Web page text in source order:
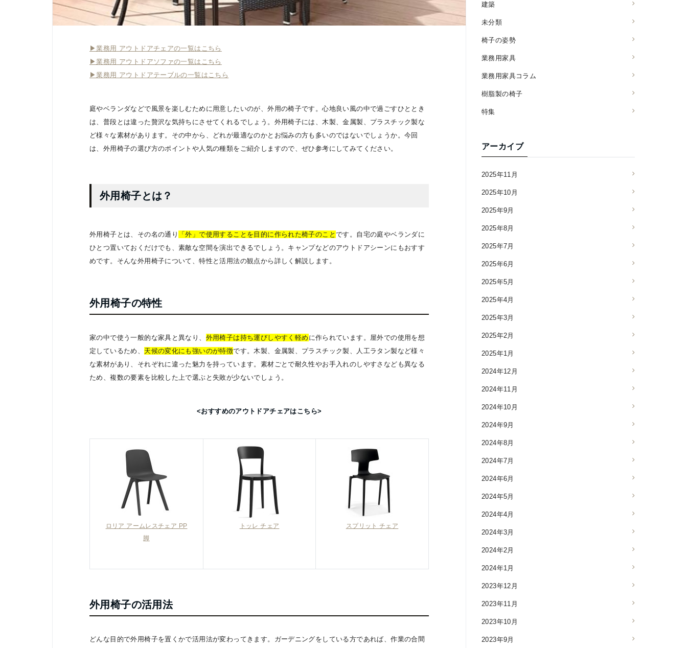
▶業務用 アウトドアチェアの一覧はこちら
▶業務用 アウトドアソファの一覧はこちら
▶業務用 アウトドアテーブルの一覧はこちら
庭やベランダなどで風景を楽しむために用意したいのが、外用の椅子です。心地良い風の中で過ごすひととき
は、普段とは違った贅沢な気持ちにさせてくれるでしょう。外用椅子には、木製、金属製、プラスチック製な
ど様々な素材があります。その中から、どれが最適なのかとお悩みの方も多いのではないでしょうか。今回
は、外用椅子の選び方のポイントや人気の種類をご紹介しますので、ぜひ参考にしてみてください。
外用椅子とは？
外用椅子とは、その名の通り 「外」で使用することを目的に作られた椅子のことです。自宅の庭やベランダに
ひとつ置いておくだけでも、素敵な空間を演出できるでしょう。キャンプなどのアウトドアシーンにもおすす
めです。そんな外用椅子について、特性と活用法の観点から詳しく解説します。
外用椅子の特性
家の中で使う一般的な家具と異なり、 外用椅子は持ち運びしやすく軽め に作られています。屋外での使用を想
定しているため、 天候の変化にも強いのが特徴です。木製、金属製、プラスチック製、人工ラタン製など様々
な素材があり、それぞれに違った魅力を持っています。素材ごとで耐久性やお手入れのしやすさなども異なる
ため、複数の要素を比較した上で選ぶと失敗が少ないでしょう。
<おすすめのアウトドアチェアはこちら>
ロリア アームレスチェア PP
脚
トッレ チェア スプリット チェア
外用椅子の活用法
どんな目的で外用椅子を置くかで活用法が変わってきます。ガーデニングをしている方であれば、作業の合間
建築
未分類
椅子の姿勢
業務用家具
業務用家具コラム
樹脂製の椅子
特集
アーカイブ
2025年11月
2025年10月
2025年9月
2025年8月
2025年7月
2025年6月
2025年5月
2025年4月
2025年3月
2025年2月
2025年1月
2024年12月
2024年11月
2024年10月
2024年9月
2024年8月
2024年7月
2024年6月
2024年5月
2024年4月
2024年3月
2024年2月
2024年1月
2023年12月
2023年11月
2023年10月
2023年9月